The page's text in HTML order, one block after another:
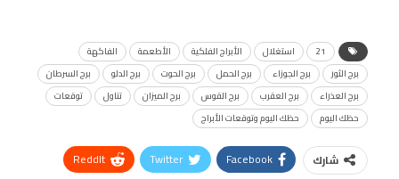
21 استغلال الأبراج الفلكية الأطعمة
الفاكهة
برج الثور
برج الجوزاء برج الحمل برج الحوت برج الدلو
برج السرطان
برج العذراء
برج العقرب برج القوس برج الميزان تناول
توقعات
حظك اليوم
حظك اليوم وتوقعات الأبراج
شارك Facebook
Twitter
ReddIt